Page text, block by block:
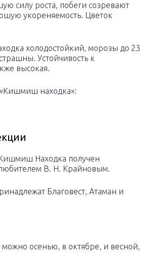
силу роста, побеги созревают
укореняемость. Цветок
холодостойкий, морозы до 23
Устойчивость к
высокая.
находка»:
Находка получен
В. Н. Крайновым.
Благовест, Атаман и
можно осенью, в октябре, и весной,